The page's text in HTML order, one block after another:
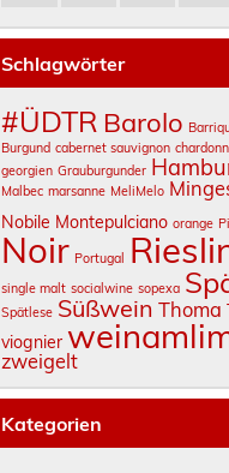
Schlagwörter
#ÜDTR Barolo
Burgund cabernet sauvignon
georgien Grauburgunder
Malbec marsanne MeliMelo
Nobile Montepulciano orange
Noir Portugal
single malt socialwine sopexa
Spätlese Süßwein Thoma
viognier
zweigelt
Kategorien